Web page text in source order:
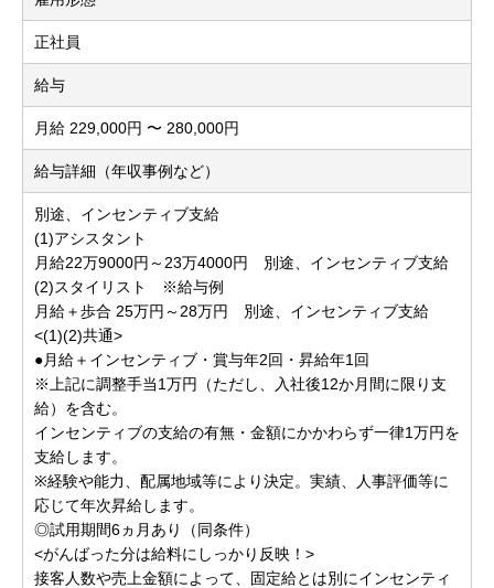
正社員
給与
月給 229,000円 〜 280,000円
給与詳細（年収事例など）
別途、インセンティブ支給
(1)アシスタント
月給22万9000円～23万4000円 別途、インセンティブ支給
(2)スタイリスト ※給与例
月給＋歩合 25万円～28万円 別途、インセンティブ支給
<(1)(2)共通>
●月給＋インセンティブ・賞与年2回・昇給年1回
※上記に調整手当1万円（ただし、入社後12か月間に限り支
給）を含む。
インセンティブの支給の有無・金額にかかわらず一律1万円を
支給します。
※経験や能力、配属地域等により決定。実績、人事評価等に
応じて年次昇給します。
◎試用期間6ヵ月あり（同条件）
<がんばった分は給料にしっかり反映！>
接客人数や売上金額によって、固定給とは別にインセンティ